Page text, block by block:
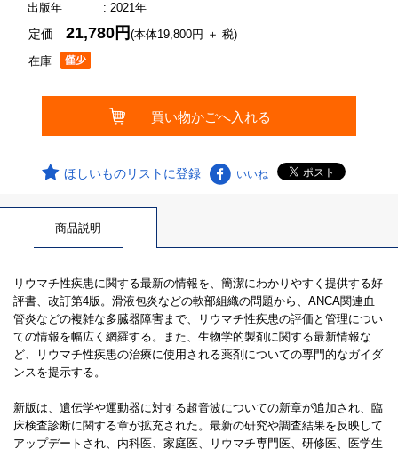
出版年
: 2021年
在庫
定価21,780円(本体19,800円 ＋ 税)
ほしいものリストに登録 いいね
商品説明
リウマチ性疾患に関する最新の情報を、簡潔にわかりやすく提供する好
評書、改訂第4版。滑液包炎などの軟部組織の問題から、ANCA関連血
管炎などの複雑な多臓器障害まで、リウマチ性疾患の評価と管理につい
ての情報を幅広く網羅する。また、生物学的製剤に関する最新情報な
ど、リウマチ性疾患の治療に使用される薬剤についての専門的なガイダ
ンスを提示する。
新版は、遺伝学や運動器に対する超音波についての新章が追加され、臨
床検査診断に関する章が拡充された。最新の研究や調査結果を反映して
アップデートされ、内科医、家庭医、リウマチ専門医、研修医、医学生